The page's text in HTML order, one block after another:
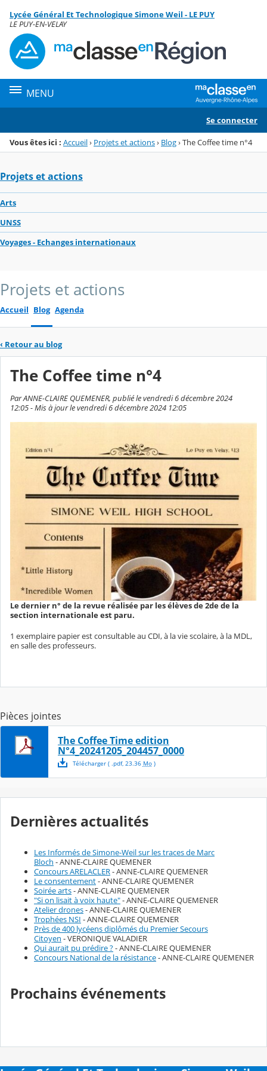
Menu de la rubrique
Contenu
Lycée Général Et Technologique Simone Weil - LE PUY
LE PUY-EN-VELAY
MENU
Se connecter
Vous êtes ici : Accueil› Projets et actions› Blog›The Coffee time n°4
Projets et actions
Arts
UNSS
Voyages - Echanges internationaux
Projets et actions
Accueil Blog Agenda
‹ Retour au blog
The Coffee time n°4
Par ANNE-CLAIRE QUEMENER, publié le vendredi 6 décembre 2024
12:05 - Mis à jour le vendredi 6 décembre 2024 12:05
Le dernier n° de la revue réalisée par les élèves de 2de de la
section internationale est paru.
1 exemplaire papier est consultable au CDI, à la vie scolaire, à la MDL,
en salle des professeurs.
Pièces jointes
The Coffee Time edition
N°4_20241205_204457_0000
Télécharger( .pdf, 23.36 Mo)
Dernières actualités
Les Informés de Simone-Weil sur les traces de Marc
Bloch - ANNE-CLAIRE QUEMENER
Concours ARELACLER- ANNE-CLAIRE QUEMENER
Le consentement- ANNE-CLAIRE QUEMENER
Soirée arts- ANNE-CLAIRE QUEMENER
"Si on lisait à voix haute"- ANNE-CLAIRE QUEMENER
Atelier drones- ANNE-CLAIRE QUEMENER
Trophées NSI - ANNE-CLAIRE QUEMENER
Près de 400 lycéens diplômés du Premier Secours
Citoyen - VERONIQUE VALADIER
Qui aurait pu prédire ?- ANNE-CLAIRE QUEMENER
Concours National de la résistance- ANNE-CLAIRE QUEMENER
Prochains événements